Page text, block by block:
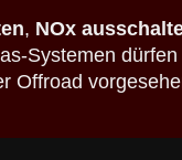
, NOx
Systemen dürfen
Offroad